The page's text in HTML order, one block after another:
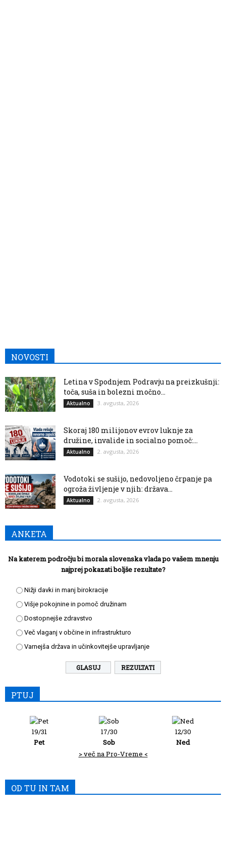
NOVOSTI
Letina v Spodnjem Podravju na preizkušnji:
toča, suša in bolezni močno...
Aktualno 3. avgusta, 2026
Skoraj 180 milijonov evrov luknje za
družine, invalide in socialno pomoč:...
Aktualno 2. avgusta, 2026
Vodotoki se sušijo, nedovoljeno črpanje pa
ogroža življenje v njih: država...
Aktualno 2. avgusta, 2026
ANKETA
Na katerem področju bi morala slovenska vlada po vašem mnenju
najprej pokazati boljše rezultate?
Nižji davki in manj birokracije
Višje pokojnine in pomoč družinam
Dostopnejše zdravstvo
Več vlaganj v občine in infrastrukturo
Varnejša država in učinkovitejše upravljanje
REZULTATI
PTUJ
19/31
Pet
17/30
Sob
12/30
Ned
> več na Pro-Vreme <
OD TU IN TAM